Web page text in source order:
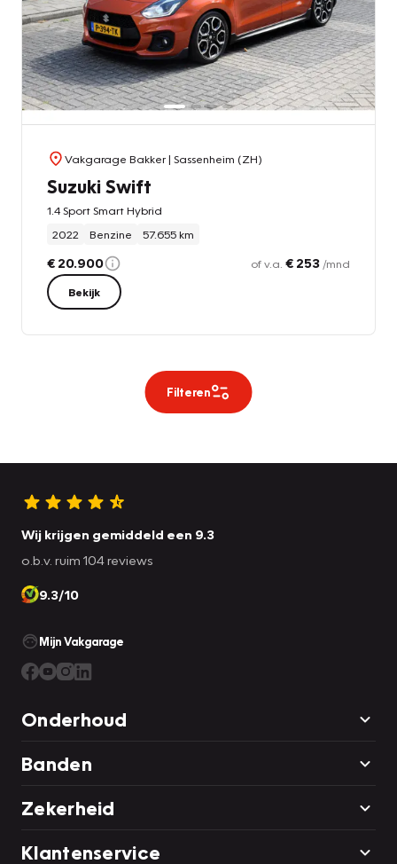
Vakgarage Bakker| Sassenheim (ZH)
Suzuki Swift
1.4 Sport Smart Hybrid
2022
Benzine 57.655 km
€ 20.900 of v.a. € 253 /mnd
Bekijk
Filteren
Wij krijgen gemiddeld een 9.3
o.b.v. ruim 104 reviews
9.3/10
Mijn Vakgarage
Onderhoud
Banden
Zekerheid
Klantenservice